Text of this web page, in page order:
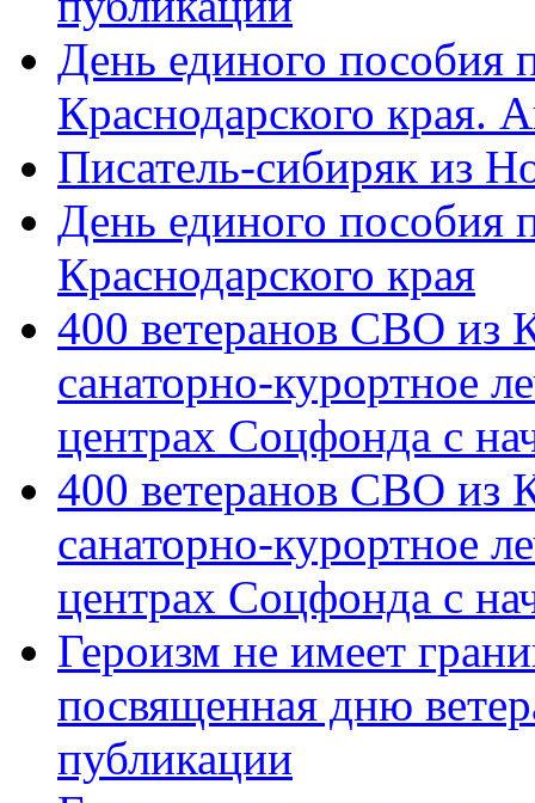
День единого пособия
Краснодарского края.
Писатель-сибиряк из
День единого пособия
Краснодарского края
400 ветеранов СВО из
санаторно-курортное
центрах Соцфонда с
400 ветеранов СВО из
санаторно-курортное
центрах Соцфонда с
Героизм не имеет
посвященная дню
публикации